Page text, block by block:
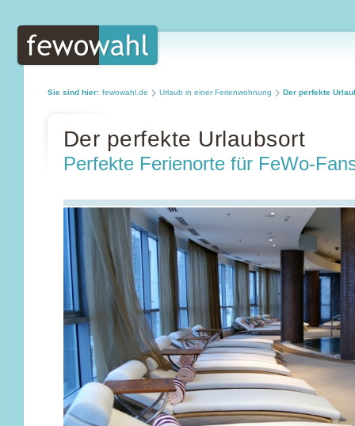
Sie sind hier: fewowahl.de Urlaub in einer Ferienwohnung Der perfekte
Der perfekte Urlaubsort
Perfekte Ferienorte für FeWo-